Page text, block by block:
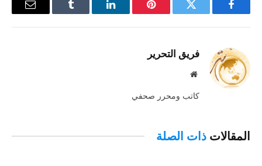
فيسبوك تويتر بينتيريستلينكدإن Tumblr
البريد
فريق التحرير
موقع
كاتب ومحرر صحفي
المقالات ذات الصلة